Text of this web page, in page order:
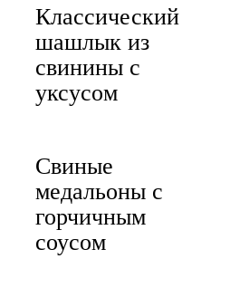
Классический
шашлык из
свинины с
уксусом
Свиные
медальоны с
горчичным
соусом